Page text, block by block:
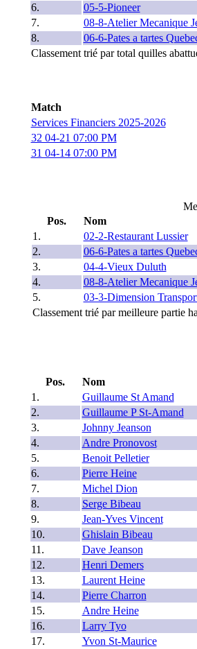
6.
05-5-Pioneer
7.
08-8-Atelier Mecanique
8.
06-6-Pates a tartes
Classement trié par total quilles
Match
Services Financiers 2025-2026
32 04-21 07:00 PM
31 04-14 07:00 PM
Pos.
Nom
1.
02-2-Restaurant Lussier
2.
06-6-Pates a tartes
3.
04-4-Vieux Duluth
4.
08-8-Atelier Mecanique
5.
03-3-Dimension
Classement trié par meilleure partie
Pos.
Nom
1.
Guillaume St Amand
2.
Guillaume P St-Amand
3.
Johnny Jeanson
4.
Andre Pronovost
5.
Benoit Pelletier
6.
Pierre Heine
7.
Michel Dion
8.
Serge Bibeau
9.
Jean-Yves Vincent
10.
Ghislain Bibeau
11.
Dave Jeanson
12.
Henri Demers
13.
Laurent Heine
14.
Pierre Charron
15.
Andre Heine
16.
Larry Tyo
17.
Yvon St-Maurice